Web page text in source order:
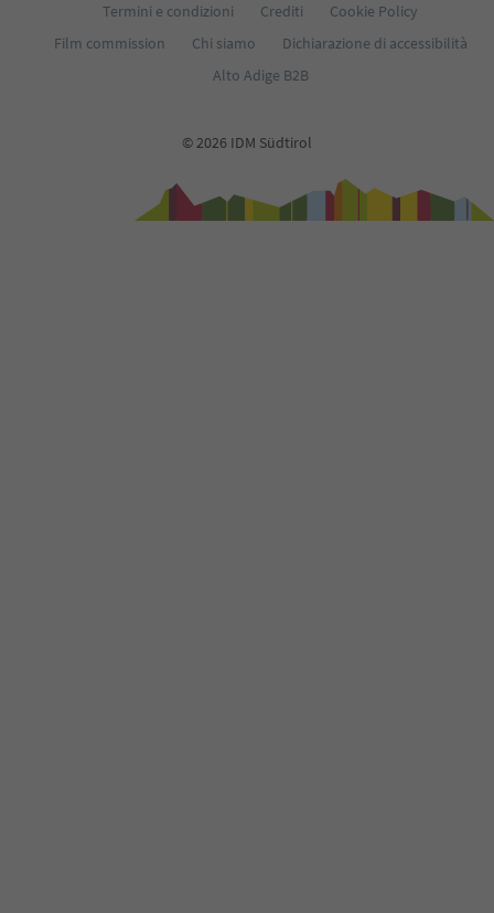
Termini e condizioni
Crediti
Cookie Policy
Film commission
Chi siamo
Dichiarazione di accessibilità
Alto Adige B2B
© 2026 IDM Südtirol